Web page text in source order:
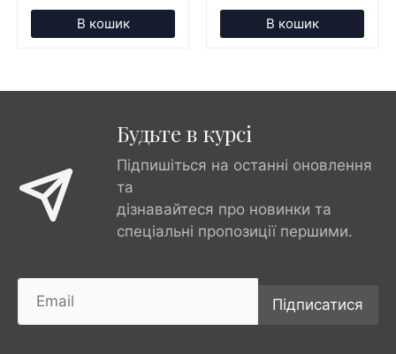
В кошик В кошик
Будьте в курсі
Підпишіться на останні оновлення
та
дізнавайтеся про новинки та
спеціальні пропозиції першими.
Підписатися